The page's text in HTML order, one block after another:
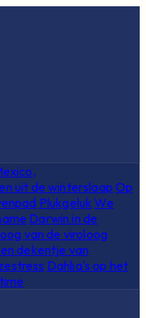
uit de winterslaap Op
Plukgeluk We
Darwin in de
van de viroloog
dekentje van
Dahlia's op het